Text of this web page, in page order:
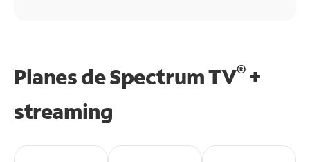
Planes de Spectrum TV®+
streaming